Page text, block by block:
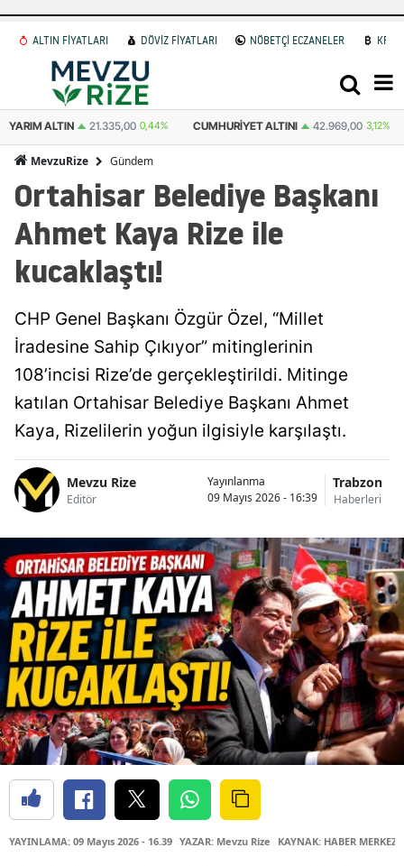
ALTIN FİYATLARI DÖVİZ FİYATLARI NÖBETÇİ ECZANELER
CUMHURIYET ALTINI 42.969,00 3,12% ATA ALTIN 43.322,00 0,46%
MevzuRize Gündem
Ortahisar Belediye Başkanı
Ahmet Kaya Rize ile
kucaklaştı!
CHP Genel Başkanı Özgür Özel, “Millet
İradesine Sahip Çıkıyor” mitinglerinin
108’incisi Rize’de gerçekleştirildi. Mitinge
katılan Ortahisar Belediye Başkanı Ahmet
Kaya, Rizelilerin yoğun ilgisiyle karşılaştı.
Mevzu Rize
Editör
Yayınlanma
09 Mayıs 2026 - 16:39
Trabzon
Haberleri
YAYINLAMA: 09 Mayıs 2026 - 16.39 YAZAR: Mevzu Rize KAYNAK: HABER MERKEZİ